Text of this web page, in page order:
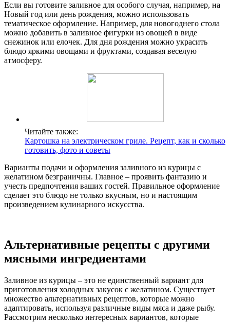
Если вы готовите заливное для особого случая, например, на
Новый год или день рождения, можно использовать
тематическое оформление. Например, для новогоднего стола
можно добавить в заливное фигурки из овощей в виде
снежинок или елочек. Для дня рождения можно украсить
блюдо яркими овощами и фруктами, создавая веселую
атмосферу.
Читайте также:
Картошка на электрическом гриле. Рецепт, как и сколько
готовить, фото и советы
Варианты подачи и оформления заливного из курицы с
желатином безграничны. Главное – проявить фантазию и
учесть предпочтения ваших гостей. Правильное оформление
сделает это блюдо не только вкусным, но и настоящим
произведением кулинарного искусства.
Альтернативные рецепты с другими
мясными ингредиентами
Заливное из курицы – это не единственный вариант для
приготовления холодных закусок с желатином. Существует
множество альтернативных рецептов, которые можно
адаптировать, используя различные виды мяса и даже рыбу.
Рассмотрим несколько интересных вариантов, которые